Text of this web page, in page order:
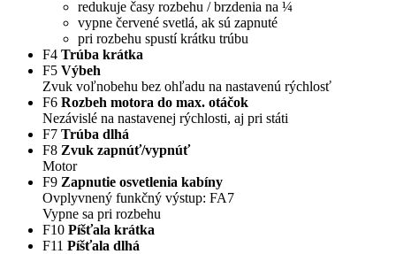
redukuje časy rozbehu / brzdenia na ¼
vypne červené svetlá, ak sú zapnuté
pri rozbehu spustí krátku trúbu
F4 Trúba krátka
F5 Výbeh
Zvuk voľnobehu bez ohľadu na nastavenú rýchlosť
F6 Rozbeh motora do max. otáčok
Nezávislé na nastavenej rýchlosti, aj pri státi
F7 Trúba dlhá
F8 Zvuk zapnúť/vypnúť
Motor
F9 Zapnutie osvetlenia kabíny
Ovplyvnený funkčný výstup: FA7
Vypne sa pri rozbehu
F10 Píšťala krátka
F11 Píšťala dlhá